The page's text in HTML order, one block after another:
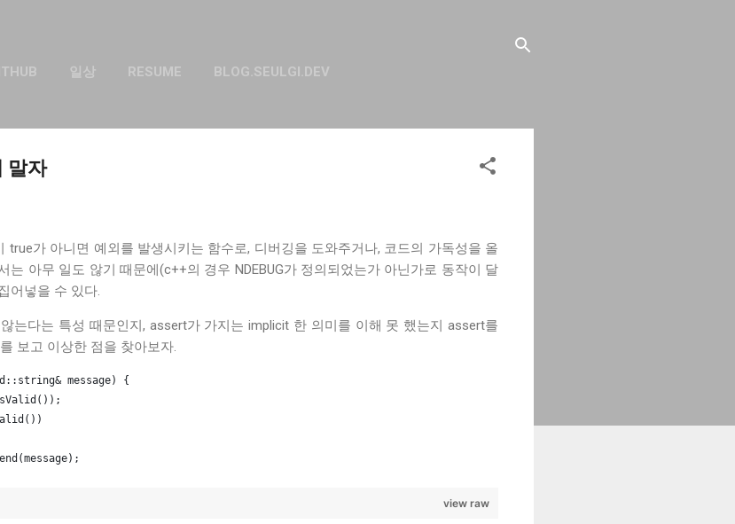
일상 RESUME BLOG.SEULGI.DEV
말자
가 아니면 예외를 발생시키는 함수로, 디버깅을 도와주거나, 코드의 가독성을 올
는 아무 일도 않기 때문에(c++의 경우 NDEBUG가 정의되었는가 아닌가로 동작이 달
어넣을 수 있다.
는다는 특성 때문인지, assert가 가지는 implicit 한 의미를 이해 못 했는지 assert를
보고 이상한 점을 찾아보자.
message) {
view raw